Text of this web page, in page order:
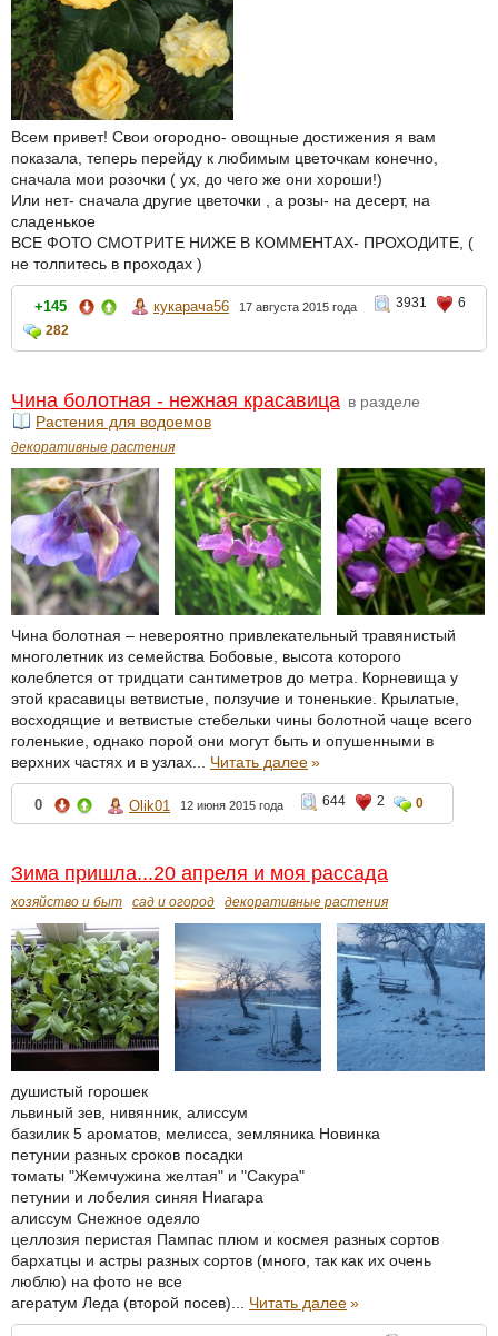
Всем привет! Свои огородно- овощные достижения я вам
показала, теперь перейду к любимым цветочкам конечно,
сначала мои розочки ( ух, до чего же они хороши!)
Или нет- сначала другие цветочки , а розы- на десерт, на
сладенькое
ВСЕ ФОТО СМОТРИТЕ НИЖЕ В КОММЕНТАХ- ПРОХОДИТЕ, (
не толпитесь в проходах )
+145 кукарача56 17 августа 2015 года 3931
6
282
Чина болотная - нежная красавица в разделе
Растения для водоемов
декоративные растения
Чина болотная – невероятно привлекательный травянистый
многолетник из семейства Бобовые, высота которого
колеблется от тридцати сантиметров до метра. Корневища у
этой красавицы ветвистые, ползучие и тоненькие. Крылатые,
восходящие и ветвистые стебельки чины болотной чаще всего
голенькие, однако порой они могут быть и опушенными в
верхних частях и в узлах... Читать далее»
0 Olik01 12 июня 2015 года 644 2 0
Зима пришла...20 апреля и моя рассада
хозяйство и быт сад и огород декоративные растения
душистый горошек
львиный зев, нивянник, алиссум
базилик 5 ароматов, мелисса, земляника Новинка
петунии разных сроков посадки
томаты "Жемчужина желтая" и "Сакура"
петунии и лобелия синяя Ниагара
алиссум Снежное одеяло
целлозия перистая Пампас плюм и космея разных сортов
бархатцы и астры разных сортов (много, так как их очень
люблю) на фото не все
агератум Леда (второй посев)... Читать далее»